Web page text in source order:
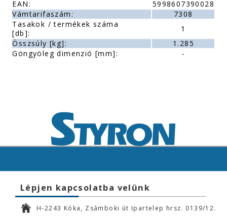
EAN:
5998607390028
Vámtarifaszám:
7308
Tasakok / termékek száma
[db]:
1
Összsúly [kg]:
1.285
Göngyöleg dimenzió [mm]:
-
Lépjen kapcsolatba velünk
H-2243 Kóka, Zsámboki út Ipartelep hrsz. 0139/12.